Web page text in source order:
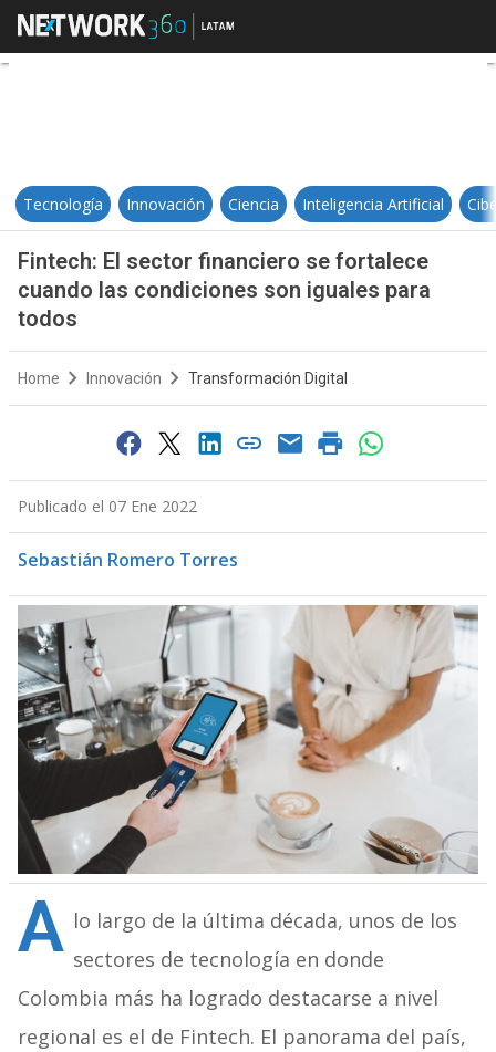
Fintech: El sector financiero se
Tecnología Innovación Ciencia Inteligencia Artificial
Fintech: El sector financiero se fortalece
cuando las condiciones son iguales para
todos
Home Innovación Transformación Digital
Publicado el 07 Ene 2022
Sebastián Romero Torres
A lo largo de la última década, unos de los
sectores de tecnología en donde
Colombia más ha logrado destacarse a nivel
regional es el de Fintech. El panorama del país,